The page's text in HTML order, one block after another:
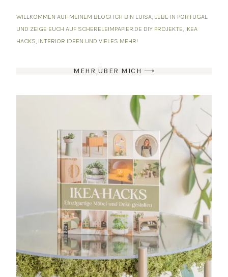
WILLKOMMEN AUF MEINEM BLOG! ICH BIN LUISA, LEBE IN PORTUGAL
UND ZEIGE EUCH AUF SCHERELEIMPAPIER.DE DIY PROJEKTE, IKEA
HACKS, INTERIOR IDEEN UND VIELES MEHR!
MEHR ÜBER MICH ⟶